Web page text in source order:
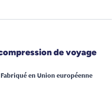
de voyage
Fabriqué en Union européenne